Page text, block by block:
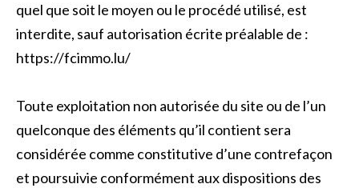
quel que soit le moyen ou le procédé utilisé, est
interdite, sauf autorisation écrite préalable de :
https://fcimmo.lu/
Toute exploitation non autorisée du site ou de l’un
quelconque des éléments qu’il contient sera
considérée comme constitutive d’une contrefaçon
et poursuivie conformément aux dispositions des